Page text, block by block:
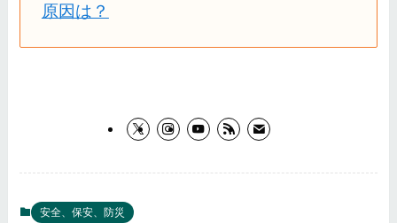
原因は？
安全、保安、防災